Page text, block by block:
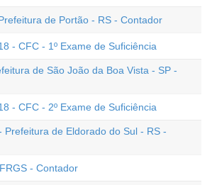
de Portão - RS - Contador
- CFC - 1º Exame de Suficiência
de São João da Boa Vista - SP -
- CFC - 2º Exame de Suficiência
Prefeitura de Eldorado do Sul - RS -
- Contador